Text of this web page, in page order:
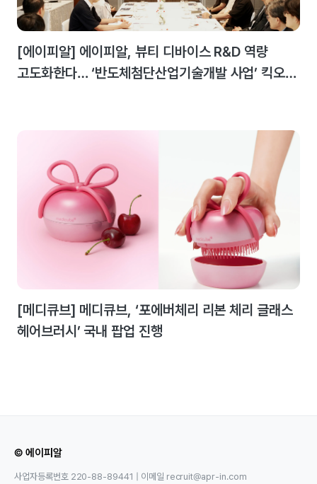
[에이피알] 에이피알, 뷰티 디바이스 R&D 역량
고도화한다… ‘반도체첨단산업기술개발 사업’ 킥오프
[메디큐브] 메디큐브, ‘포에버체리 리본 체리 글래스
헤어브러시’ 국내 팝업 진행
© 에이피알
사업자등록번호 220-88-89441 | 이메일 recruit@apr-in.com